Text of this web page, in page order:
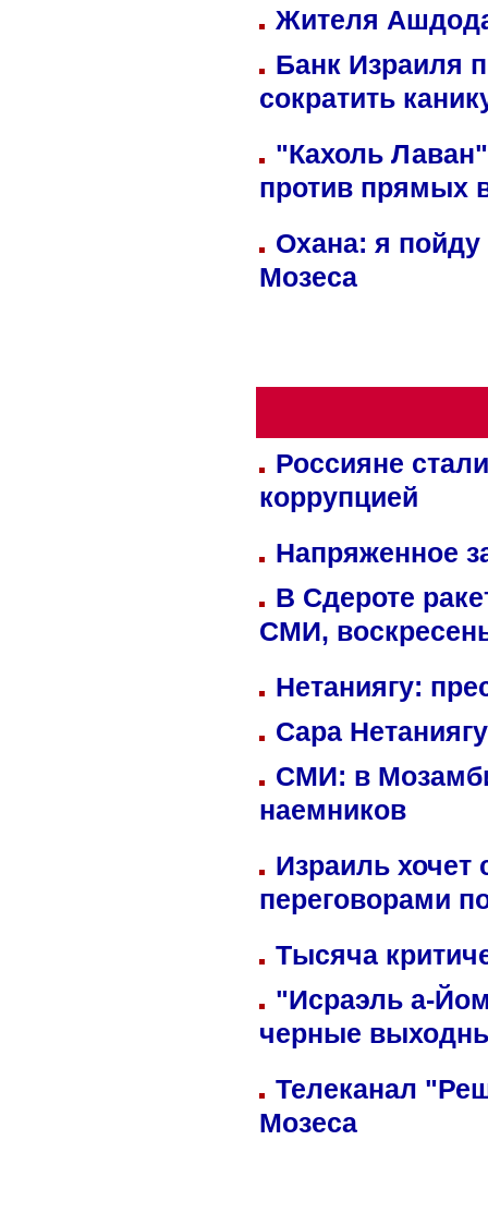
Жителя
Банк Израиля
сократить
"Кахоль
против прямых
Охана: я пойду
Мозеса
Россияне
коррупцией
Напряженное
В Сдероте
СМИ,
Нетаниягу:
Сара
СМИ: в
наемников
Израиль хочет
переговорами
Тысяча
"Исраэль а-
черные
Телеканал
Мозеса